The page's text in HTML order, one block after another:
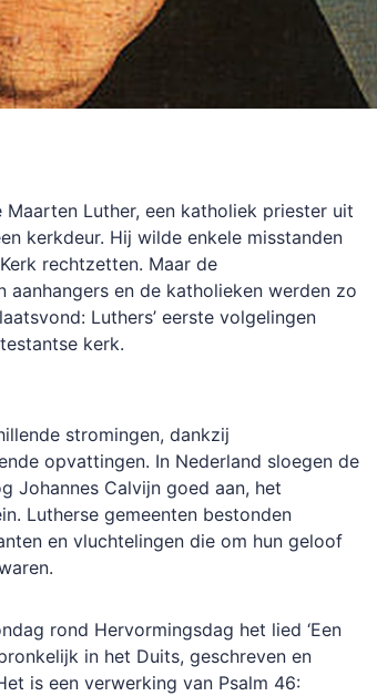
Maarten Luther, een katholiek priester uit
kerkdeur. Hij wilde enkele misstanden
rechtzetten. Maar de
aanhangers en de katholieken werden zo
Luthers’ eerste volgelingen
kerk.
stromingen, dankzij
opvattingen. In Nederland sloegen de
Johannes Calvijn goed aan, het
Lutherse gemeenten bestonden
en vluchtelingen die om hun geloof
rond Hervormingsdag het lied ‘Een
in het Duits, geschreven en
is een verwerking van Psalm 46: